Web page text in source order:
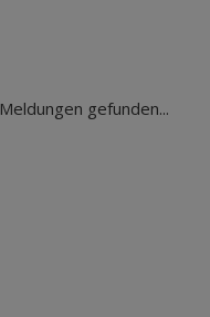
gefunden...